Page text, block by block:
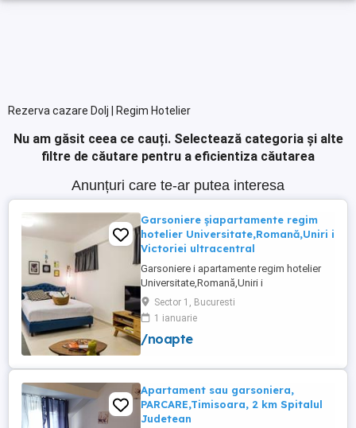
Rezerva cazare Dolj | Regim Hotelier
Nu am găsit ceea ce cauți. Selectează categoria și alte
filtre de căutare pentru a eficientiza căutarea
Anunțuri care te-ar putea interesa
Garsoniere șiapartamente regim
hotelier Universitate,Romană,Uniri i
Victoriei ultracentral
Garsoniere i apartamente regim hotelier
Universitate,Romană,Uniri i
Victoriei,renovate recent i utilate complet.
Preț: De la 120-200 lei pentru 3 ore Preț
garsoniere 120-200 lei pentru noapte Preț
apartamente 200-300 lei pentru noapte
Sector 1, Bucuresti
1 ianuarie
/noapte
Apartament sau garsoniera,
PARCARE,Timisoara, 2 km Spitalul
Judetean